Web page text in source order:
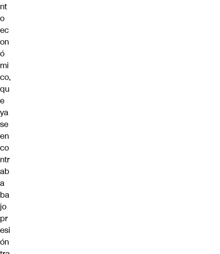
nt
o
ec
on
ó
mi
co,
qu
e
ya
se
en
co
ntr
ab
a
ba
jo
pr
esi
ón